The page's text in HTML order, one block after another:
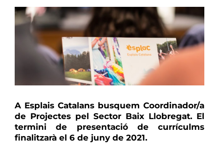
View
Larger
A Esplais Catalans busquem Coordinador/a
de Projectes pel Sector Baix Llobregat. El
termini de presentació de currículms
finalitzarà el 6 de juny de 2021.